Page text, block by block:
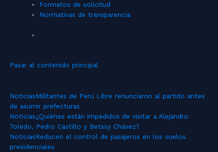
Formatos de solicitud
Normativas de transparencia
Pasar al contenido principal
NoticiasMilitantes de Perú Libre renunciaron al partido antes
de asumir prefecturas
Noticias¿Quiénes están impedidos de visitar a Alejandro
Toledo, Pedro Castillo y Betssy Chávez?
NoticiasReducen el control de pasajeros en los vuelos
presidenciales